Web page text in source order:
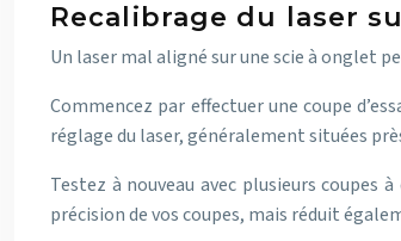
Recalibrage du laser
Un laser mal aligné sur une scie à onglet
Commencez par effectuer une coupe
réglage du laser, généralement situées
Testez à nouveau avec plusieurs
précision de vos coupes, mais réduit